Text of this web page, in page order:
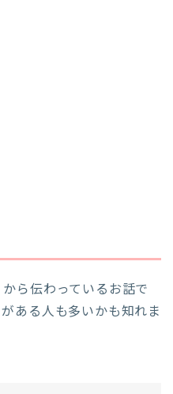
ら伝わっているお話で
ある人も多いかも知れま